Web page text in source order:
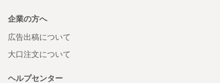
企業の方へ
広告出稿について
大口注文について
ヘルプセンター